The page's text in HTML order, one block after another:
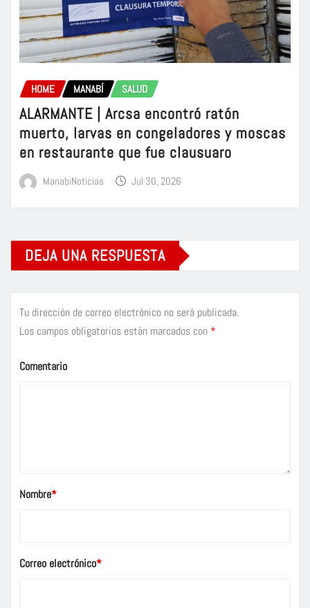
HOME MANABÍ SALUD
ALARMANTE | Arcsa encontró ratón
muerto, larvas en congeladores y moscas
en restaurante que fue clausuaro
ManabiNoticias Jul 30, 2026
DEJA UNA RESPUESTA
Tu dirección de correo electrónico no será publicada.
Los campos obligatorios están marcados con *
Comentario
Nombre*
Correo electrónico*